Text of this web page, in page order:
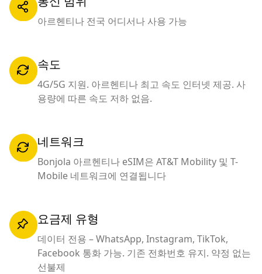
아르헨티나 전국 어디서나 사용 가능
속도
4G/5G 지원. 아르헨티나 최고 속도 인터넷 제공. 사
용량에 따른 속도 저하 없음.
네트워크
Bonjola 아르헨티나 eSIM은 AT&T Mobility 및 T-
Mobile 네트워크에 연결됩니다
요금제 유형
데이터 전용 – WhatsApp, Instagram, TikTok,
Facebook 통화 가능. 기존 전화번호 유지. 약정 없는
선불제